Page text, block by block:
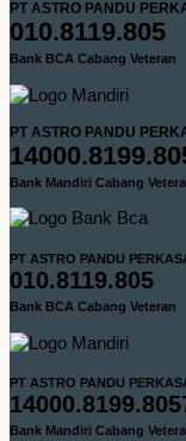
PT ASTRO PANDU
010.8119.805
Bank BCA Cabang Veteran
PT ASTRO PANDU
Bank Mandiri Cabang
PT ASTRO PANDU
010.8119.805
Bank BCA Cabang Veteran
PT ASTRO PANDU
Bank Mandiri Cabang